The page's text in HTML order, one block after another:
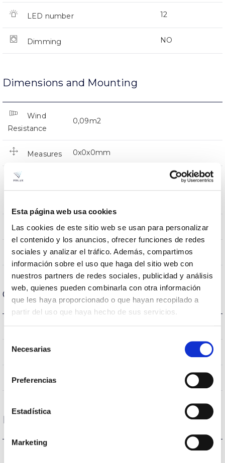
Esta página web usa cookies
Las cookies de este sitio web se usan para personalizar
el contenido y los anuncios, ofrecer funciones de redes
sociales y analizar el tráfico. Además, compartimos
información sobre el uso que haga del sitio web con
nuestros partners de redes sociales, publicidad y análisis
web, quienes pueden combinarla con otra información
que les haya proporcionado o que hayan recopilado a
partir del uso que haya hecho de sus servicios.
Necesarias
Preferencias
Estadística
Marketing
LED number 12
Dimming NO
Dimensions and Mounting
Wind
Resistance
0,09m2
Measures 0x0x0mm
Montaje en Brazo,Montaje en
Baculo,Montaje en Poste,Vertical en
Linkable NO
Lighting Directa
Optical data
CRI Colour rendering index
Optical VA00L1P
Housing and Finish
IK10